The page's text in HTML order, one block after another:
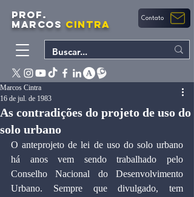
PROF.
MARCOS CINTRA Contato
As contradições do projeto de uso do
solo urbano
Marcos Cintra
16 de jul. de 1983
O anteprojeto de lei de uso do solo urbano
há anos vem sendo trabalhado pelo
Conselho Nacional do Desenvolvimento
Urbano. Sempre que divulgado, tem